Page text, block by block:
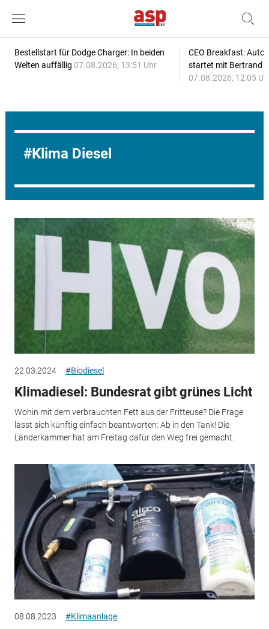
Bestellstart für Dodge Charger: In beiden
Welten auffällig 07.08.2026, 13:51 Uhr
CEO Breakfast:
startet mit Bertrand
07.08.2026, 12:05
Klima Diesel
22.03.2024 #Biodiesel
Klimadiesel: Bundesrat gibt grünes Licht
Wohin mit dem verbrauchten Fett aus der Fritteuse? Die Frage
lässt sich künftig einfach beantworten: Ab in den Tank! Die
Länderkammer hat am Freitag dafür den Weg frei gemacht.
08.08.2023 #Klimaanlage